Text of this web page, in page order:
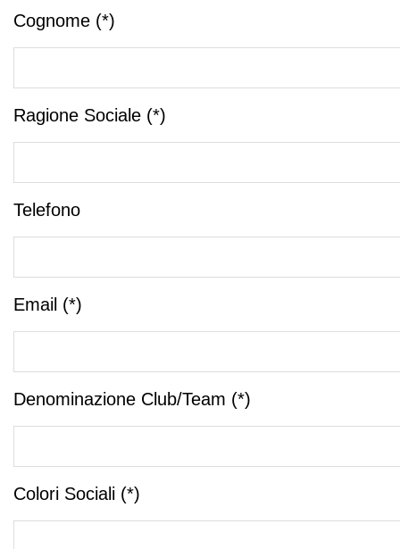
Cognome (*)
Ragione Sociale (*)
Telefono
Email (*)
Denominazione Club/Team (*)
Colori Sociali (*)